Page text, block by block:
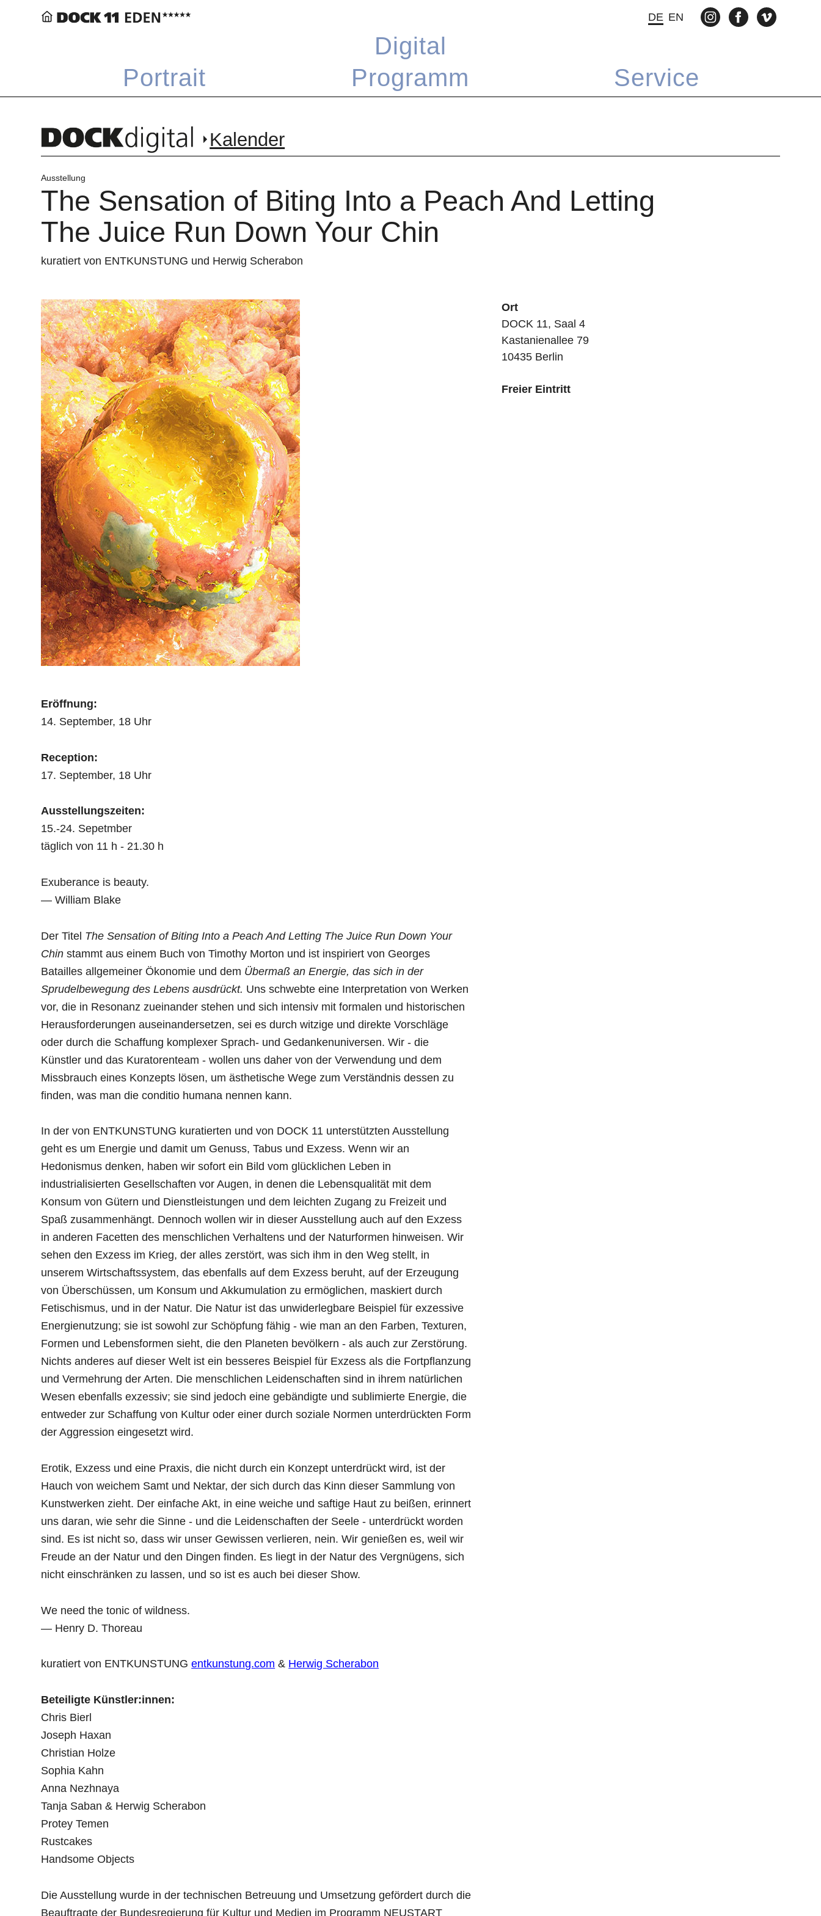
DE EN INSTAGRAMFACEBOOK
Digital
Portrait
Programm Service
Kalender
Ausstellung
The Sensation of Biting Into a Peach And Letting
The Juice Run Down Your Chin
kuratiert von ENTKUNSTUNG und Herwig Scherabon
Eröffnung:
14. September, 18 Uhr
Reception:
17. September, 18 Uhr
Ausstellungszeiten:
15.-24. Sepetmber
täglich von 11 h - 21.30 h
Exuberance is beauty.
— William Blake
Der Titel The Sensation of Biting Into a Peach And Letting The Juice Run Down Your
Chin stammt aus einem Buch von Timothy Morton und ist inspiriert von Georges
Batailles allgemeiner Ökonomie und dem Übermaß an Energie, das sich in der
Sprudelbewegung des Lebens ausdrückt. Uns schwebte eine Interpretation von Werken
vor, die in Resonanz zueinander stehen und sich intensiv mit formalen und historischen
Herausforderungen auseinandersetzen, sei es durch witzige und direkte Vorschläge
oder durch die Schaffung komplexer Sprach- und Gedankenuniversen. Wir - die
Künstler und das Kuratorenteam - wollen uns daher von der Verwendung und dem
Missbrauch eines Konzepts lösen, um ästhetische Wege zum Verständnis dessen zu
finden, was man die conditio humana nennen kann.
In der von ENTKUNSTUNG kuratierten und von DOCK 11 unterstützten Ausstellung
geht es um Energie und damit um Genuss, Tabus und Exzess. Wenn wir an
Hedonismus denken, haben wir sofort ein Bild vom glücklichen Leben in
industrialisierten Gesellschaften vor Augen, in denen die Lebensqualität mit dem
Konsum von Gütern und Dienstleistungen und dem leichten Zugang zu Freizeit und
Spaß zusammenhängt. Dennoch wollen wir in dieser Ausstellung auch auf den Exzess
in anderen Facetten des menschlichen Verhaltens und der Naturformen hinweisen. Wir
sehen den Exzess im Krieg, der alles zerstört, was sich ihm in den Weg stellt, in
unserem Wirtschaftssystem, das ebenfalls auf dem Exzess beruht, auf der Erzeugung
von Überschüssen, um Konsum und Akkumulation zu ermöglichen, maskiert durch
Fetischismus, und in der Natur. Die Natur ist das unwiderlegbare Beispiel für exzessive
Energienutzung; sie ist sowohl zur Schöpfung fähig - wie man an den Farben, Texturen,
Formen und Lebensformen sieht, die den Planeten bevölkern - als auch zur Zerstörung.
Nichts anderes auf dieser Welt ist ein besseres Beispiel für Exzess als die Fortpflanzung
und Vermehrung der Arten. Die menschlichen Leidenschaften sind in ihrem natürlichen
Wesen ebenfalls exzessiv; sie sind jedoch eine gebändigte und sublimierte Energie, die
entweder zur Schaffung von Kultur oder einer durch soziale Normen unterdrückten Form
der Aggression eingesetzt wird.
Erotik, Exzess und eine Praxis, die nicht durch ein Konzept unterdrückt wird, ist der
Hauch von weichem Samt und Nektar, der sich durch das Kinn dieser Sammlung von
Kunstwerken zieht. Der einfache Akt, in eine weiche und saftige Haut zu beißen, erinnert
uns daran, wie sehr die Sinne - und die Leidenschaften der Seele - unterdrückt worden
sind. Es ist nicht so, dass wir unser Gewissen verlieren, nein. Wir genießen es, weil wir
Freude an der Natur und den Dingen finden. Es liegt in der Natur des Vergnügens, sich
nicht einschränken zu lassen, und so ist es auch bei dieser Show.
We need the tonic of wildness.
— Henry D. Thoreau
kuratiert von ENTKUNSTUNGentkunstung.com & Herwig Scherabon
Beteiligte Künstler:innen:
Chris Bierl
Joseph Haxan
Christian Holze
Sophia Kahn
Anna Nezhnaya
Tanja Saban & Herwig Scherabon
Protey Temen
Rustcakes
Handsome Objects
Die Ausstellung wurde in der technischen Betreuung und Umsetzung gefördert durch die
Beauftragte der Bundesregierung für Kultur und Medien im Programm NEUSTART
Ort
DOCK 11, Saal 4
Kastanienallee 79
10435 Berlin
Freier Eintritt